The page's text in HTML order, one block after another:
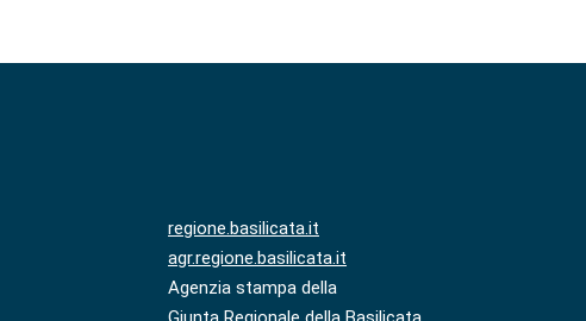
regione.basilicata.it
agr.regione.basilicata.it
Agenzia stampa della